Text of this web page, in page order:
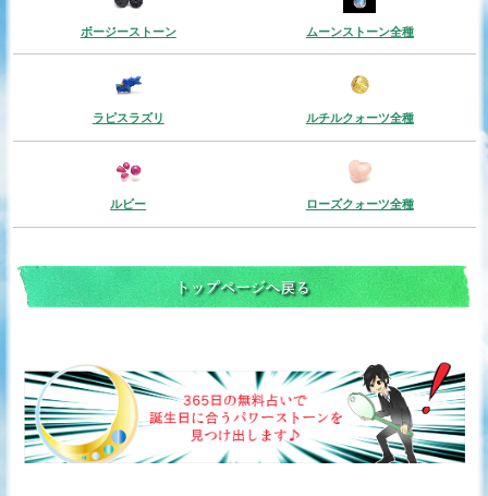
ボージーストーン ムーンストーン全種
ラピスラズリ ルチルクォーツ全種
ルビー ローズクォーツ全種